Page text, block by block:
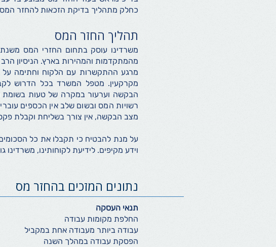
כחלק מתהליך בדיקת הזכאות להחזר
תהליך החזר המס
מהמתקדמות והמהירות בארץ. הניסיון
מרגע ההתקשרות עם הלקוח וחתימה על
מקרקעין. מטפל המשרד בכל הדרוש
הבקשה וערעור במקרה של טעות בשומת
רשויות המס ובשום שלב אין הכספים
מצב הבקשה, אין צורך בשליחת וקבלת
על מנת להבטיח כי תקבלו את כל
וידע מקיפים. לידיעת לקוחותינו,
נתונים המזכים בהחזר מס
תנאי העסקה
החלפת מקומות עבודה
עבודה ביותר מעבודה אחת במקביל
הפסקת עבודה במהלך השנה